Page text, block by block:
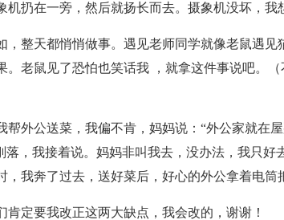
扔在一旁，然后就扬长而去。摄象机没坏，我
，整天都悄悄做事。遇见老师同学就像老鼠遇见
。老鼠见了恐怕也笑话我 ，就拿这件事说吧。（
帮外公送菜，我偏不肯，妈妈说：“外公家就在
落，我接着说。妈妈非叫我去，没办法，我只好
，我奔了过去，送好菜后，好心的外公拿着电
肯定要我改正这两大缺点，我会改的，谢谢！